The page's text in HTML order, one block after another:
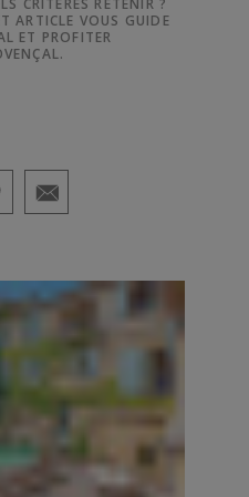
CRITÈRES RETENIR ?
ARTICLE VOUS GUIDE
ET PROFITER